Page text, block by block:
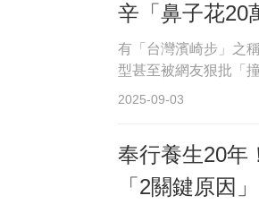
辛「鼻子花20
有「台灣濱崎步」之
型甚至被網友狠批「
2025-09-03
奉行養生20年
「2關鍵原因」